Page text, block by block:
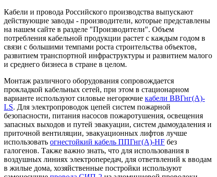
Кабели и провода Российского производства выпускают
действующие заводы - производители, которые представлены
на нашем сайте в разделе "Производители". Объем
потребления кабельной продукции растет с каждым годом в
связи с большими темпами роста строительства объектов,
развитием транспортной инфраструктуры и развитием малого
и среднего бизнеса в стране в целом.
Монтаж различного оборудования сопровождается
прокладкой кабельных сетей, при этом в стационарном
варианте используют силовые негорючие кабели ВВГнг(А)-
LS. Для электропроводок цепей систем пожарной
безопасности, питания насосов пожаротушения, освещения
запасных выходов и путей эвакуации, систем дымоудаления и
приточной вентиляции, эвакуационных лифтов лучше
использовать огнестойкий кабель ППГнг(А)-HF без
галогенов. Также важно знать, что для использования в
воздушных линиях электропередач, для ответвлений к вводам
в жилые дома, хозяйственные постройки используют